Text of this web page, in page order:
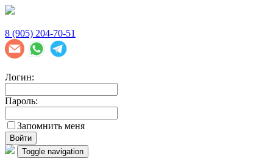
8 (905) 204-70-51
Логин:
Пароль:
Запомнить меня
Войти
Toggle navigation